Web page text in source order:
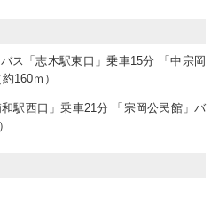
ス「志木駅東口」乗車15分 「中宗岡
160ｍ）
駅西口」乗車21分 「宗岡公民館」バ